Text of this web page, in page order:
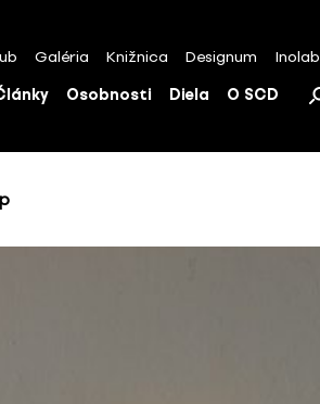
Galéria Knižnica Designum Inolab
Osobnosti Diela O SCD